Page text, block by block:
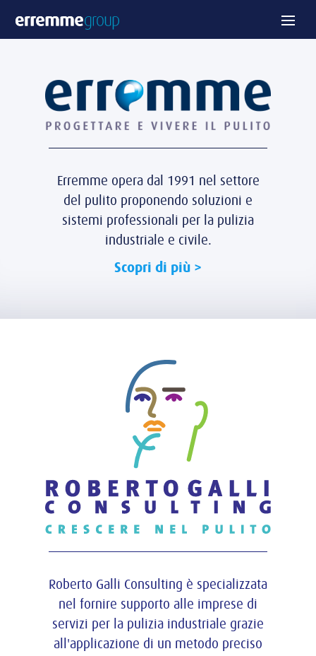
Erremme opera dal 1991 nel settore
del pulito proponendo soluzioni e
sistemi professionali per la pulizia
industriale e civile.
Scopri di più
Roberto Galli Consulting è specializzata
nel fornire supporto alle imprese di
servizi per la pulizia industriale grazie
all'applicazione di un metodo preciso